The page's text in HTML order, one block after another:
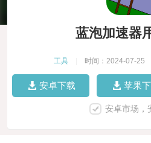
蓝泡加速器
工具 时间：2024-07-25
安卓下载 苹果
安卓市场，